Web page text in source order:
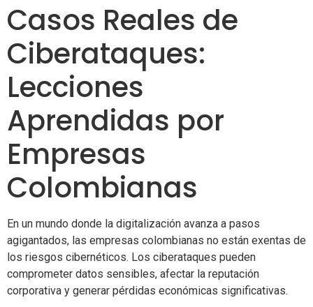
Casos Reales de
Ciberataques:
Lecciones
Aprendidas por
Empresas
Colombianas
En un mundo donde la digitalización avanza a pasos
agigantados, las empresas colombianas no están exentas de
los riesgos cibernéticos. Los ciberataques pueden
comprometer datos sensibles, afectar la reputación
corporativa y generar pérdidas económicas significativas.